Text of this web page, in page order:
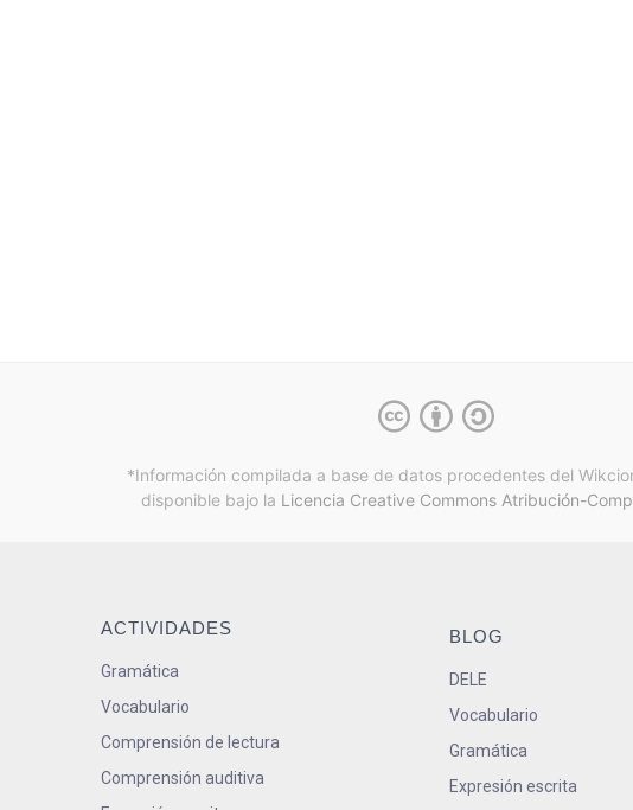
*Información compilada a base de datos procedentes del
disponible bajo la Licencia Creative Commons Atribución-
ACTIVIDADES
Gramática
Vocabulario
Comprensión de lectura
Comprensión auditiva
BLOG
DELE
Vocabulario
Gramática
Expresión escrita